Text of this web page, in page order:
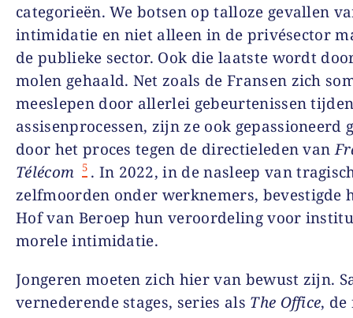
categorieën. We botsen op talloze gevallen
intimidatie en niet alleen in de privésector
de publieke sector. Ook die laatste wordt
molen gehaald. Net zoals de Fransen zich
meeslepen door allerlei gebeurtenissen
assisenprocessen, zijn ze ook gepassioneerd
door het proces tegen de directieleden van
Télécom 5 . In 2022, in de nasleep van
zelfmoorden onder werknemers, bevestigde
Hof van Beroep hun veroordeling voor
morele intimidatie.
Jongeren moeten zich hier van bewust zijn.
vernederende stages, series als The Office,